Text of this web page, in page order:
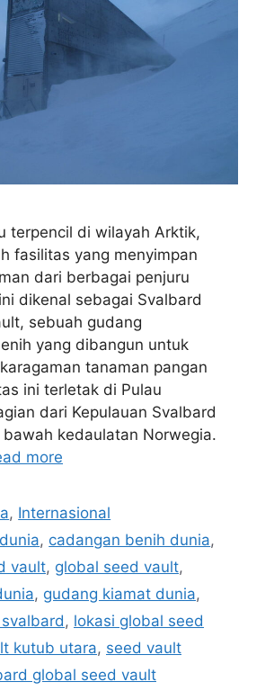
terpencil di wilayah Arktik,
fasilitas yang menyimpan
dari berbagai penjuru
dikenal sebagai Svalbard
sebuah gudang
yang dibangun untuk
tanaman pangan
ini terletak di Pulau
dari Kepulauan Svalbard
kedaulatan Norwegia.
more
, Internasional
, cadangan benih dunia,
vault, global seed vault,
, gudang kiamat dunia,
, lokasi global seed
kutub utara, seed vault
global seed vault